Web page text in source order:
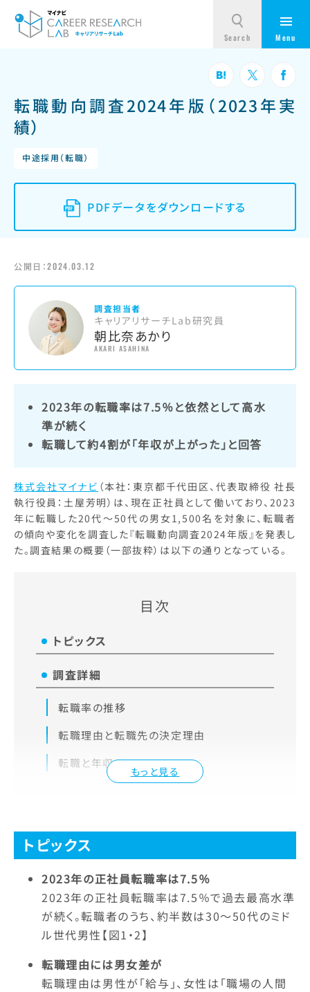
転職動向調査2024年版（2023年実
績）
中途採用（転職）
PDFデータをダウンロードする
公開日：2024.03.12
調査担当者
キャリアリサーチLab研究員
朝比奈あかり
AKARI ASAHINA
2023年の転職率は7.5％と依然として高水
準が続く
転職して約4割が「年収が上がった」と回答
株式会社マイナビ （本社：東京都千代田区、代表取締役 社長
執行役員：土屋芳明）は、現在正社員として働いており、2023
年に転職した20代～50代の男女1,500名を対象に、転職者
の傾向や変化を調査した『転職動向調査2024年版』を発表し
た。調査結果の概要（一部抜粋）は以下の通りとなっている。
目次
もっと見る
トピックス
調査詳細
転職率の推移
転職理由と転職先の決定理由
転職と年収
トピックス
2023年の正社員転職率は7.5％
2023年の正社員転職率は7.5％で過去最高水準
が続く。転職者のうち、約半数は30～50代のミド
ル世代男性【図1・2】
転職理由には男女差が
転職理由は男性が「給与」、女性は「職場の人間